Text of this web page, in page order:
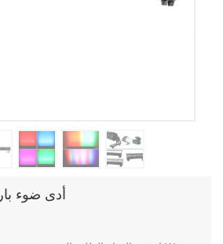
12x12W RGBAL أدى ضوء بار